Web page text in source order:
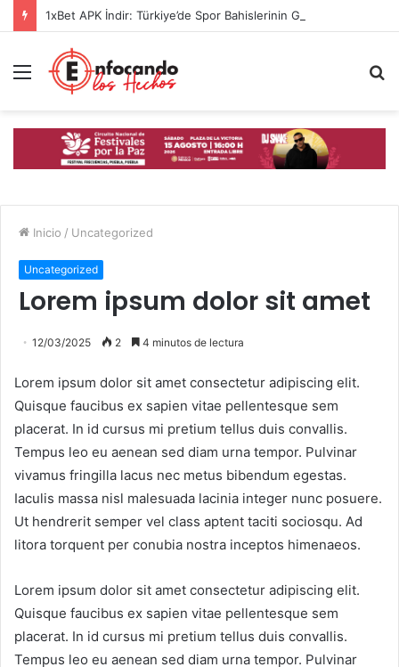
Menú
Inicio / Uncategorized
Uncategorized
Lorem ipsum dolor sit amet
12/03/2025 2 4 minutos de lectura
Lorem ipsum dolor sit amet consectetur adipiscing elit.
Quisque faucibus ex sapien vitae pellentesque sem
placerat. In id cursus mi pretium tellus duis convallis.
Tempus leo eu aenean sed diam urna tempor. Pulvinar
vivamus fringilla lacus nec metus bibendum egestas.
Iaculis massa nisl malesuada lacinia integer nunc posuere.
Ut hendrerit semper vel class aptent taciti sociosqu. Ad
litora torquent per conubia nostra inceptos himenaeos.
Lorem ipsum dolor sit amet consectetur adipiscing elit.
Quisque faucibus ex sapien vitae pellentesque sem
placerat. In id cursus mi pretium tellus duis convallis.
Tempus leo eu aenean sed diam urna tempor. Pulvinar